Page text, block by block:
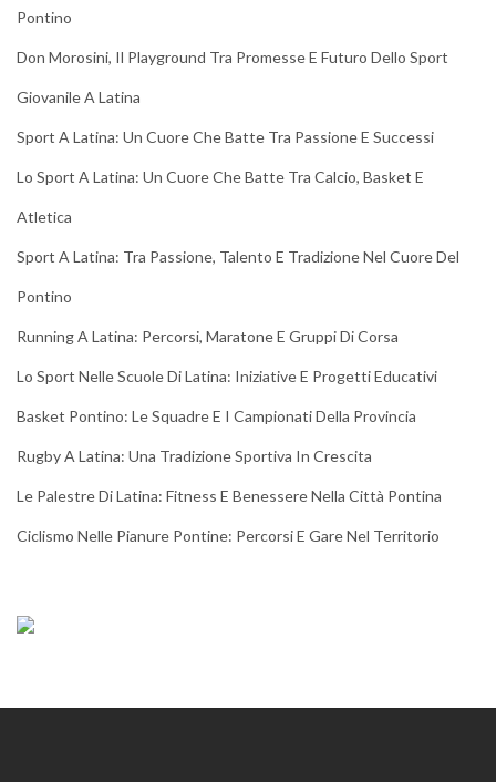
Pontino
Don Morosini, Il Playground Tra Promesse E Futuro Dello Sport
Giovanile A Latina
Sport A Latina: Un Cuore Che Batte Tra Passione E Successi
Lo Sport A Latina: Un Cuore Che Batte Tra Calcio, Basket E
Atletica
Sport A Latina: Tra Passione, Talento E Tradizione Nel Cuore Del
Pontino
Running A Latina: Percorsi, Maratone E Gruppi Di Corsa
Lo Sport Nelle Scuole Di Latina: Iniziative E Progetti Educativi
Basket Pontino: Le Squadre E I Campionati Della Provincia
Rugby A Latina: Una Tradizione Sportiva In Crescita
Le Palestre Di Latina: Fitness E Benessere Nella Città Pontina
Ciclismo Nelle Pianure Pontine: Percorsi E Gare Nel Territorio